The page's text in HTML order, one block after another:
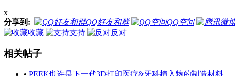
x
分享到:
QQ好友和群 QQ空间
收藏
支持 反对
相关帖子
• PEEK也许是下一代3D打印医疗&牙科植入物的制造材料